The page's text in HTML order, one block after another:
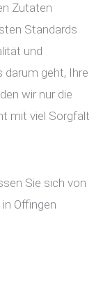
Zutaten
Standards
und
darum geht, Ihre
wir nur die
mit viel Sorgfalt
Sie sich von
Offingen